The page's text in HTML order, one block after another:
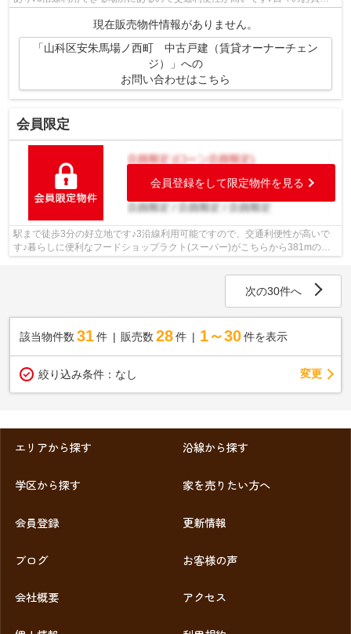
物に便利なスーパー「フードショップラ...
現在販売物件情報がありません。
「山科区安朱馬場ノ西町 中古戸建（賃貸オーナーチェン
ジ）」への
お問い合わせはこちら
会員限定
会員登録をして限定物件を見る
駅まで徒歩3分の好立地です♪3沿線利用可能ですので、交通利便性が高いで
す♪暮らしに便利なフードショップラクト(スーパー)がこちらから381mのと
次の30件へ
該当物件数 31件 販売数 28 件 1～30 件を表示
絞り込み条件： なし 変更
エリアから探す 沿線から探す
学区から探す 家を売りたい方へ
会員登録 更新情報
ブログ お客様の声
会社概要 アクセス